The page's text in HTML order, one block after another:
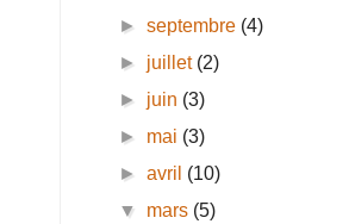
►septembre (4)
► juillet (2)
► juin (3)
► mai (3)
►avril (10)
▼ mars (5)